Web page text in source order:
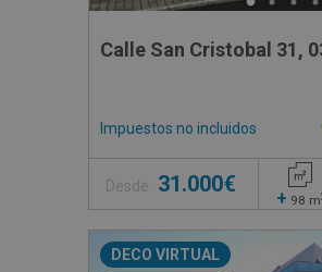
Calle San Cristobal 31,
Impuestos no incluidos
Desde 31.000€
+ 98 m
DECO VIRTUAL